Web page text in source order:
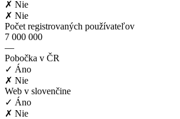
✗ Nie
✗ Nie
Počet registrovaných používateľov
7 000 000
—
Pobočka v ČR
✓ Áno
✗ Nie
Web v slovenčine
✓ Áno
✗ Nie